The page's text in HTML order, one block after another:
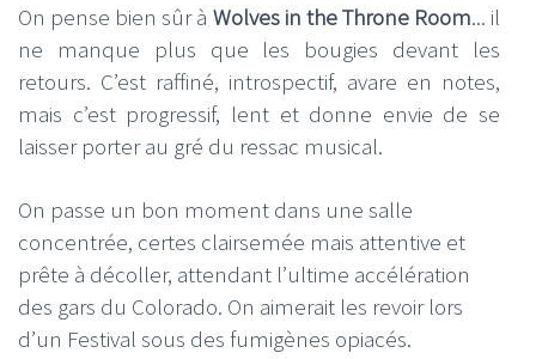
On pense bien sûr à Wolves in the Throne Room... il
ne manque plus que les bougies devant les
retours. C’est raffiné, introspectif, avare en notes,
mais c’est progressif, lent et donne envie de se
laisser porter au gré du ressac musical.
On passe un bon moment dans une salle
concentrée, certes clairsemée mais attentive et
prête à décoller, attendant l’ultime accélération
des gars du Colorado. On aimerait les revoir lors
d’un Festival sous des fumigènes opiacés.